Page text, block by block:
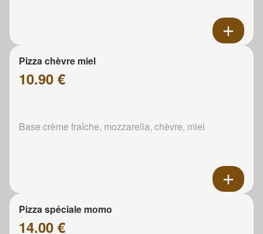
Pizza chèvre miel
10.90 €
Base crème fraîche, mozzarella, chèvre, miel
Pizza spéciale momo
14.00 €